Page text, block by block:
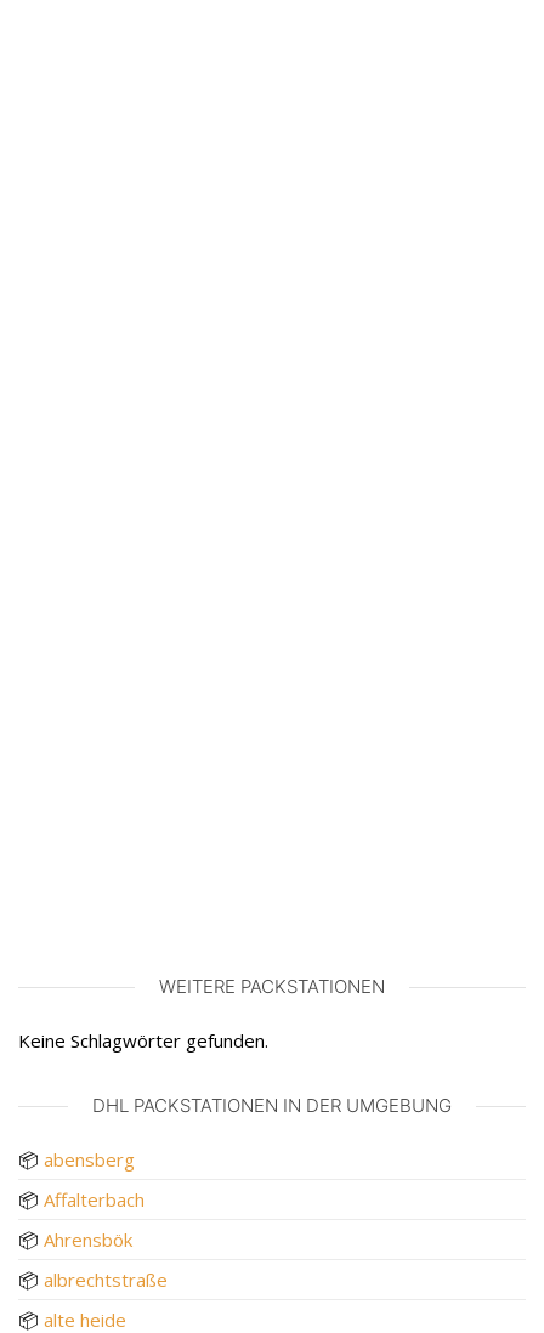
WEITERE PACKSTATIONEN
Keine Schlagwörter gefunden.
DHL PACKSTATIONEN IN DER UMGEBUNG
📦 abensberg
📦 Affalterbach
📦 Ahrensbök
📦 albrechtstraße
📦 alte heide